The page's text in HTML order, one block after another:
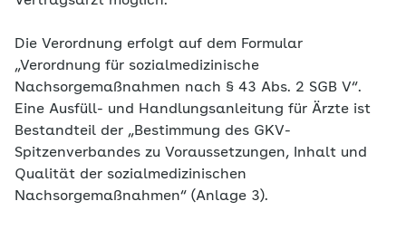
Die Verordnung erfolgt auf dem Formular
„Verordnung für sozialmedizinische
Nachsorgemaßnahmen nach § 43 Abs. 2 SGB V“.
Eine Ausfüll- und Handlungsanleitung für Ärzte ist
Bestandteil der „Bestimmung des GKV-
Spitzenverbandes zu Voraussetzungen, Inhalt und
Qualität der sozialmedizinischen
Nachsorgemaßnahmen“ (Anlage 3).